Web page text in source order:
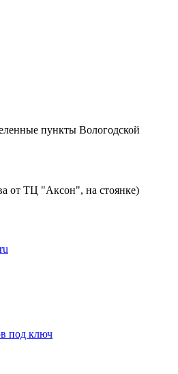
пункты Вологодской
от ТЦ "Аксон", на стоянке)
под ключ